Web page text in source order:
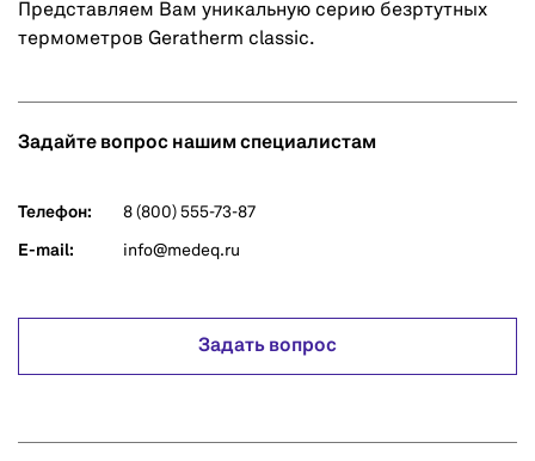
Представляем Вам уникальную серию безртутных
термометров Geratherm classic.
Задайте вопрос нашим специалистам
Телефон: 8 (800) 555-73-87
E-mail: info@medeq.ru
Задать вопрос